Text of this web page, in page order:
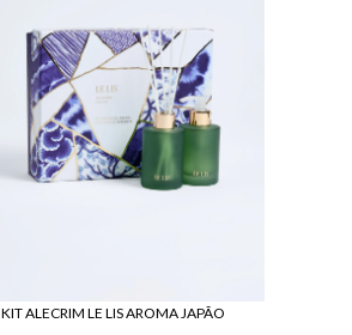
KIT ALECRIM LE LIS AROMA JAPÃO